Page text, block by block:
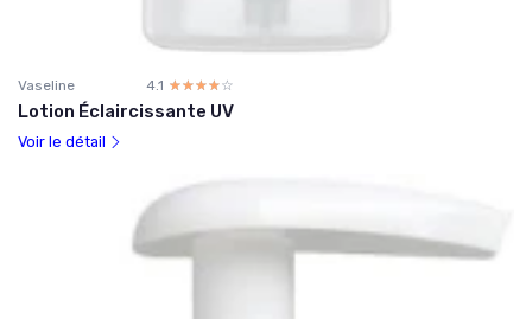
Vaseline 4.1 ☆☆☆☆☆
★★★★★
Lotion Éclaircissante UV
Voir le détail